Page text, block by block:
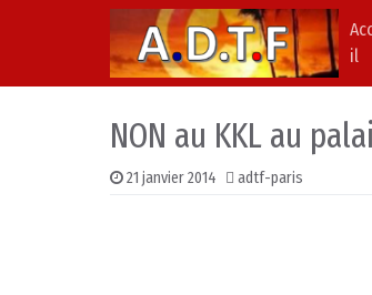
Skip to content
Main Navigation
il
NON au KKL au
21 janvier 2014 adtf-paris